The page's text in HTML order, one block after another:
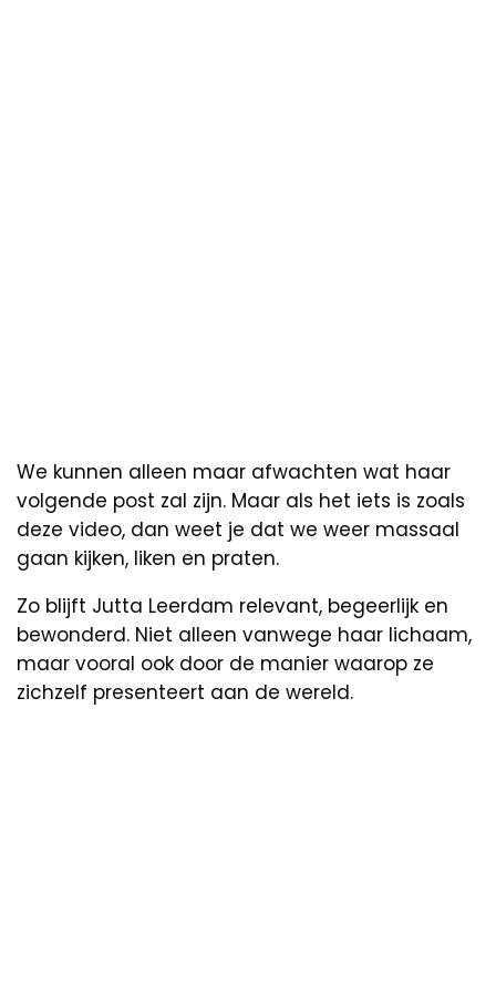
We kunnen alleen maar afwachten wat haar
volgende post zal zijn. Maar als het iets is zoals
deze video, dan weet je dat we weer massaal
gaan kijken, liken en praten.
Zo blijft Jutta Leerdam relevant, begeerlijk en
bewonderd. Niet alleen vanwege haar lichaam,
maar vooral ook door de manier waarop ze
zichzelf presenteert aan de wereld.